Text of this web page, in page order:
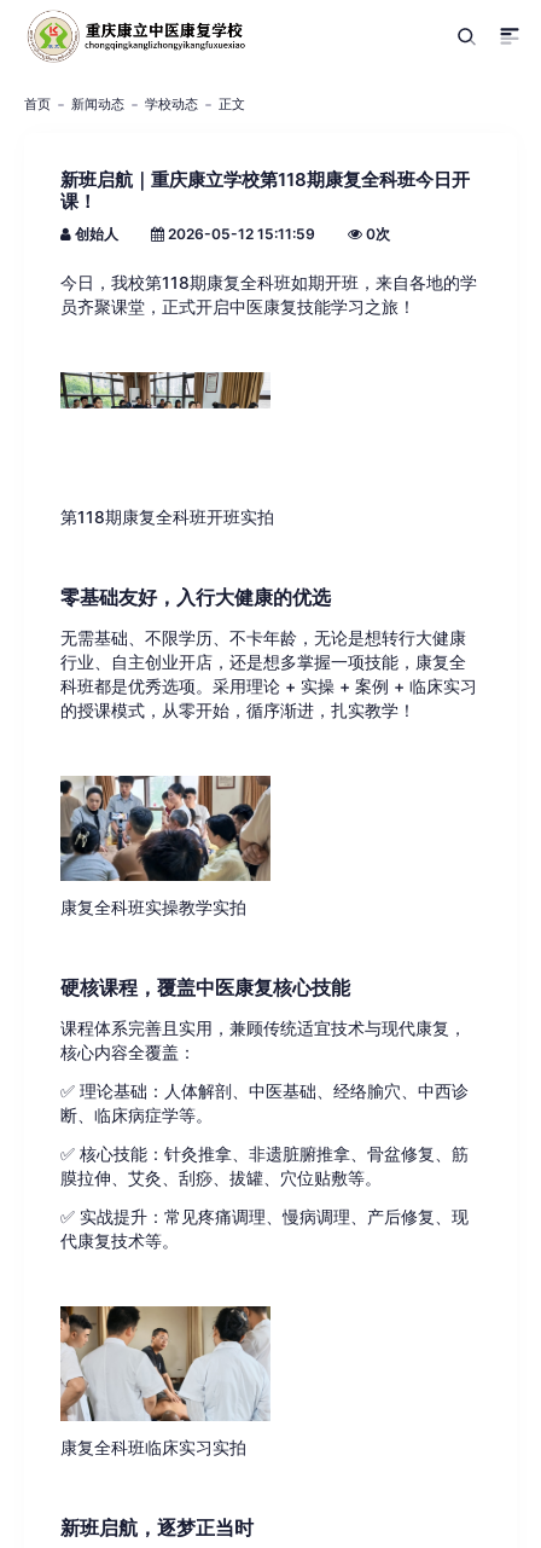
首页 新闻动态 学校动态 正文
新班启航｜重庆康立学校第118期康复全科班今日开
课！
创始人 2026-05-12 15:11:59 0次
今日，我校第118期康复全科班如期开班，来自各地的学
员齐聚课堂，正式开启中医康复技能学习之旅！
第118期康复全科班开班实拍
零基础友好，入行大健康的优选
无需基础、不限学历、不卡年龄，无论是想转行大健康
行业、自主创业开店，还是想多掌握一项技能，康复全
科班都是优秀选项。采用理论 + 实操 + 案例 + 临床实习
的授课模式，从零开始，循序渐进，扎实教学！
康复全科班实操教学实拍
硬核课程，覆盖中医康复核心技能
课程体系完善且实用，兼顾传统适宜技术与现代康复，
核心内容全覆盖：
✅ 理论基础：人体解剖、中医基础、经络腧穴、中西诊
断、临床病症学等。
✅ 核心技能：针灸推拿、非遗脏腑推拿、骨盆修复、筋
膜拉伸、艾灸、刮痧、拔罐、穴位贴敷等。
✅ 实战提升：常见疼痛调理、慢病调理、产后修复、现
代康复技术等。
康复全科班临床实习实拍
新班启航，逐梦正当时